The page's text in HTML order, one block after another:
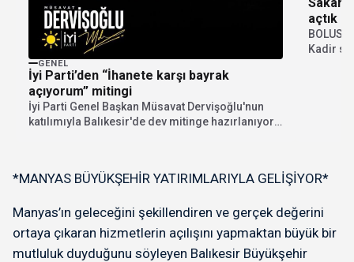
GENEL
İyi Parti’den “İhanete karşı bayrak
açıyorum” mitingi
İyi Parti Genel Başkan Müsavat Dervişoğlu'nun
katılımıyla Balıkesir'de dev mitinge hazırlanıyor.
açtık (
Kadir
*MANYAS BÜYÜKŞEHİR YATIRIMLARIYLA GELİŞİYOR*
Manyas’ın geleceğini şekillendiren ve gerçek değerini
ortaya çıkaran hizmetlerin açılışını yapmaktan büyük bir
mutluluk duyduğunu söyleyen Balıkesir Büyükşehir